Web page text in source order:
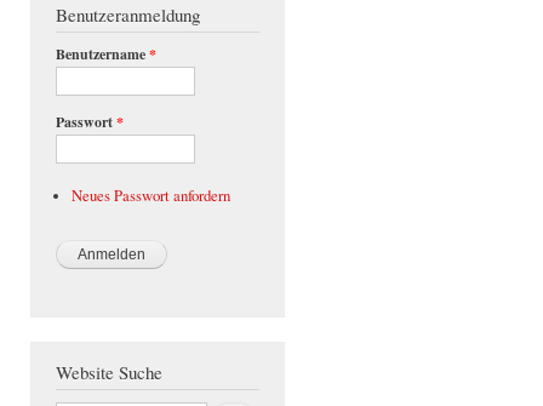
Benutzeranmeldung
Benutzername*
Passwort*
Neues Passwort anfordern
Website Suche